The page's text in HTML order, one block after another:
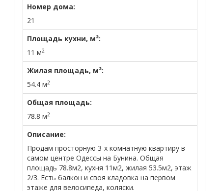
Номер дома:
21
Площадь кухни, м²:
11 м2
Жилая площадь, м²:
54.4 м2
Общая площадь:
78.8 м2
Описание:
Продам просторную 3-х комнатную квартиру в
самом центре Одессы на Бунина. Общая
площадь 78.8м2, кухня 11м2, жилая 53.5м2, этаж
2/3. Есть балкон и своя кладовка на первом
этаже для велосипеда, коляски.